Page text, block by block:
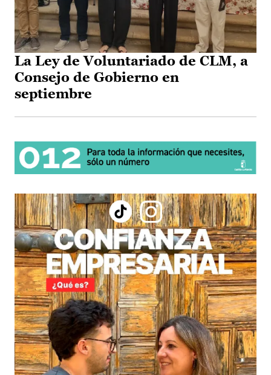
La Ley de Voluntariado de CLM, a
Consejo de Gobierno en
septiembre